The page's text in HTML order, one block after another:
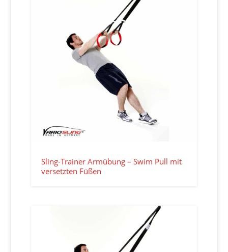
Sling-Trainer Armübung – Swim Pull mit
versetzten Füßen